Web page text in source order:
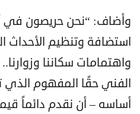
وأضاف: “نحن حريصون في
استضافة وتنظيم الأحداث
واهتمامات سكاننا
الفني حقًا المفهوم الذي
أساسه – أن نقدم دائماً